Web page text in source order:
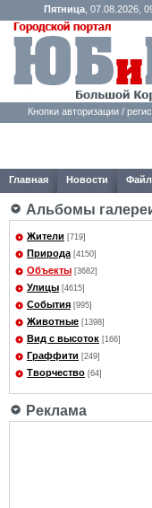
Пятница, 07.08.2026,
Кнопки авторизации /
Главная Новости
Альбомы
Жители [719]
Природа [4150]
Объекты [3682]
Улицы [4615]
События [995]
Животные [1398]
Вид с высоток [166]
Граффити [249]
Творчество [64]
Реклама